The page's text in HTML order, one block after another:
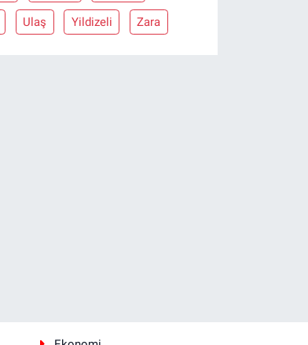
Ulaş Yildizeli Zara